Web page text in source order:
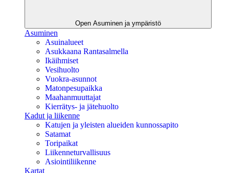
Open Asuminen ja ympäristö
Asuminen
Asuinalueet
Asukkaana Rantasalmella
Ikäihmiset
Vesihuolto
Vuokra-asunnot
Matonpesupaikka
Maahanmuuttajat
Kierrätys- ja jätehuolto
Kadut ja liikenne
Katujen ja yleisten alueiden kunnossapito
Satamat
Toripaikat
Liikenneturvallisuus
Asiointiliikenne
Kartat